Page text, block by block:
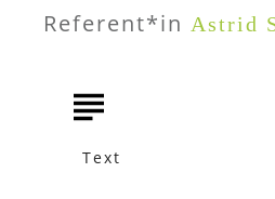
Referent*in Astrid
Text